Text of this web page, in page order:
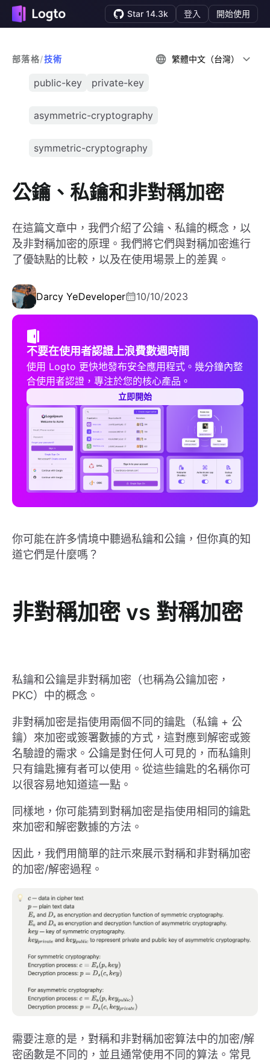
Star 14.3k 登入 開始使用
部落格/技術 繁體中文（台灣）
public-key private-key
asymmetric-cryptography
symmetric-cryptography
公鑰、私鑰和非對稱加密
在這篇文章中，我們介紹了公鑰、私鑰的概念，以
及非對稱加密的原理。我們將它們與對稱加密進行
了優缺點的比較，以及在使用場景上的差異。
Darcy YeDeveloper 10/10/2023
不要在使用者認證上浪費數週時間
使用 Logto 更快地發布安全應用程式。幾分鐘內整
合使用者認證，專注於您的核心產品。
立即開始
你可能在許多情境中聽過私鑰和公鑰，但你真的知
道它們是什麼嗎？
非對稱加密 vs 對稱加密
私鑰和公鑰是非對稱加密（也稱為公鑰加密，
PKC）中的概念。
非對稱加密是指使用兩個不同的鑰匙（私鑰 + 公
鑰）來加密或簽署數據的方式，這對應到解密或簽
名驗證的需求。公鑰是對任何人可見的，而私鑰則
只有鑰匙擁有者可以使用。從這些鑰匙的名稱你可
以很容易地知道這一點。
同樣地，你可能猜到對稱加密是指使用相同的鑰匙
來加密和解密數據的方法。
因此，我們用簡單的註示來展示對稱和非對稱加密
的加密/解密過程。
需要注意的是，對稱和非對稱加密算法中的加密/解
密函數是不同的，並且通常使用不同的算法。常見